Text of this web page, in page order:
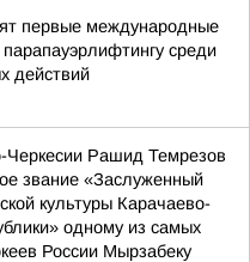
первые международные
среди
действий
Черкесии Рашид Темрезов
звание «Заслуженный
культуры Карачаево-
одному из самых
России Мырзабеку